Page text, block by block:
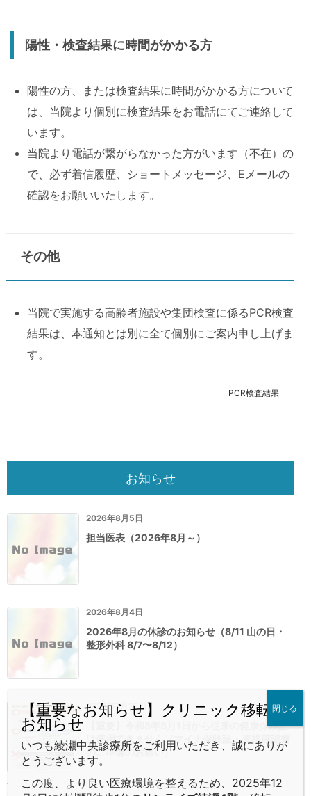
陽性・検査結果に時間がかかる方
陽性の方、または検査結果に時間がかかる方について
は、当院より個別に検査結果をお電話にてご連絡して
います。
当院より電話が繋がらなかった方がいます（不在）の
で、必ず着信履歴、ショートメッセージ、Eメールの
確認をお願いいたします。
その他
当院で実施する高齢者施設や集団検査に係るPCR検査
結果は、本通知とは別に全て個別にご案内申し上げま
す。
PCR検査結果
お知らせ
2026年8月5日
担当医表（2026年8月～）
2026年8月4日
2026年8月の休診のお知らせ（8/11 山の日・
整形外科 8/7〜8/12）
2026年7月26日
【重要】令和8年8月1日から従来の健康保険証
は使用できません（マイナ保険証・資格確認書
のご準備のお願い）
【重要なお知らせ】クリニック移転の
お知らせ
いつも綾瀬中央診療所をご利用いただき、誠にありが
とうございます。
この度、より良い医療環境を整えるため、2025年12
閉じる